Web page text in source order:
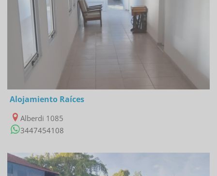
25/04/2023
Alojamiento Raíces
Alberdi 1085
3447454108